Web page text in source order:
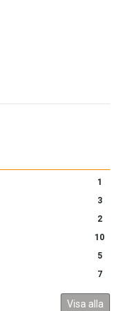
1
3
2
10
5
7
Visa alla